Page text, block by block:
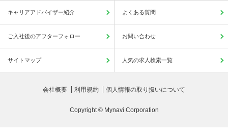
キャリアアドバイザー紹介 よくある質問
ご入社後のアフターフォロー お問い合わせ
サイトマップ 人気の求人検索一覧
会社概要 利用規約 個人情報の取り扱いについて
Copyright © Mynavi Corporation